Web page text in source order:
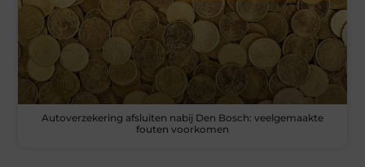
Autoverzekering afsluiten nabij Den Bosch: veelgemaakte
fouten voorkomen